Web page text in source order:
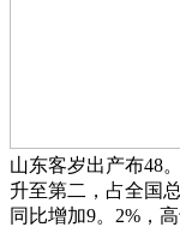
山东客岁出产布48
升至第二，占全国
同比增加9。2%，